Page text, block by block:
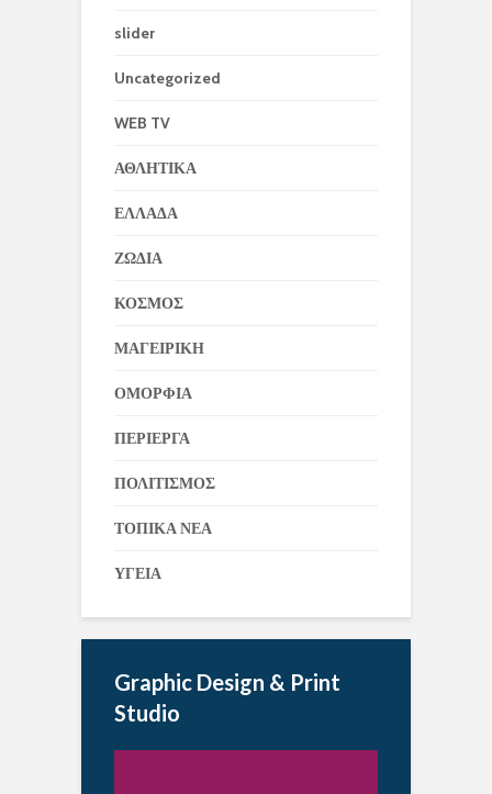
slider
Uncategorized
WEB TV
ΑΘΛΗΤΙΚΑ
ΕΛΛΑΔΑ
ΖΩΔΙΑ
ΚΟΣΜΟΣ
ΜΑΓΕΙΡΙΚΗ
ΟΜΟΡΦΙΑ
ΠΕΡΙΕΡΓΑ
ΠΟΛΙΤΙΣΜΟΣ
ΤΟΠΙΚΑ ΝΕΑ
ΥΓΕΙΑ
Graphic Design & Print
Studio